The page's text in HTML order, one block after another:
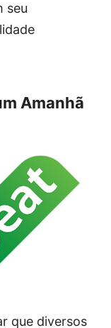
seu
Amanhã
que diversos